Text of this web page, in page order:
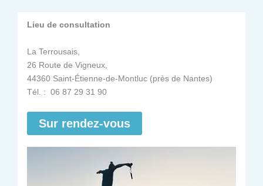
Lieu de consultation
La Terrousais,
26 Route de Vigneux,
44360 Saint-Étienne-de-Montluc (près de Nantes)
Tél. : 06 87 29 31 90
Sur rendez-vous